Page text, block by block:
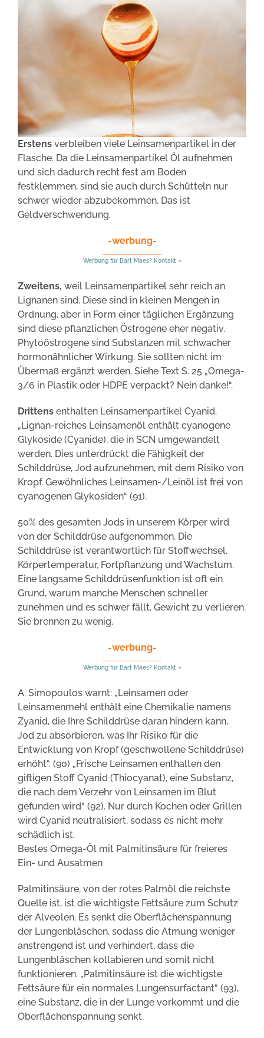
Erstens verbleiben viele Leinsamenpartikel in der
Flasche. Da die Leinsamenpartikel Öl aufnehmen
und sich dadurch recht fest am Boden
festklemmen, sind sie auch durch Schütteln nur
schwer wieder abzubekommen. Das ist
Geldverschwendung.
-werbung-
Werbung für Bart Maes? Kontakt »
Zweitens, weil Leinsamenpartikel sehr reich an
Lignanen sind. Diese sind in kleinen Mengen in
Ordnung, aber in Form einer täglichen Ergänzung
sind diese pflanzlichen Östrogene eher negativ.
Phytoöstrogene sind Substanzen mit schwacher
hormonähnlicher Wirkung. Sie sollten nicht im
Übermaß ergänzt werden. Siehe Text S. 25 „Omega-
3/6 in Plastik oder HDPE verpackt? Nein danke!“.
Drittens enthalten Leinsamenpartikel Cyanid.
„Lignan-reiches Leinsamenöl enthält cyanogene
Glykoside (Cyanide), die in SCN umgewandelt
werden. Dies unterdrückt die Fähigkeit der
Schilddrüse, Jod aufzunehmen, mit dem Risiko von
Kropf. Gewöhnliches Leinsamen-/Leinöl ist frei von
cyanogenen Glykosiden“ (91).
50% des gesamten Jods in unserem Körper wird
von der Schilddrüse aufgenommen. Die
Schilddrüse ist verantwortlich für Stoffwechsel,
Körpertemperatur, Fortpflanzung und Wachstum.
Eine langsame Schilddrüsenfunktion ist oft ein
Grund, warum manche Menschen schneller
zunehmen und es schwer fällt, Gewicht zu verlieren.
Sie brennen zu wenig.
-werbung-
Werbung für Bart Maes? Kontakt »
A. Simopoulos warnt: „Leinsamen oder
Leinsamenmehl enthält eine Chemikalie namens
Zyanid, die Ihre Schilddrüse daran hindern kann,
Jod zu absorbieren, was Ihr Risiko für die
Entwicklung von Kropf (geschwollene Schilddrüse)
erhöht“. (90) „Frische Leinsamen enthalten den
giftigen Stoff Cyanid (Thiocyanat), eine Substanz,
die nach dem Verzehr von Leinsamen im Blut
gefunden wird“ (92). Nur durch Kochen oder Grillen
wird Cyanid neutralisiert, sodass es nicht mehr
schädlich ist.
Bestes Omega-Öl mit Palmitinsäure für freieres
Ein- und Ausatmen
Palmitinsäure, von der rotes Palmöl die reichste
Quelle ist, ist die wichtigste Fettsäure zum Schutz
der Alveolen. Es senkt die Oberflächenspannung
der Lungenbläschen, sodass die Atmung weniger
anstrengend ist und verhindert, dass die
Lungenbläschen kollabieren und somit nicht
funktionieren. „Palmitinsäure ist die wichtigste
Fettsäure für ein normales Lungensurfactant“ (93),
eine Substanz, die in der Lunge vorkommt und die
Oberflächenspannung senkt.